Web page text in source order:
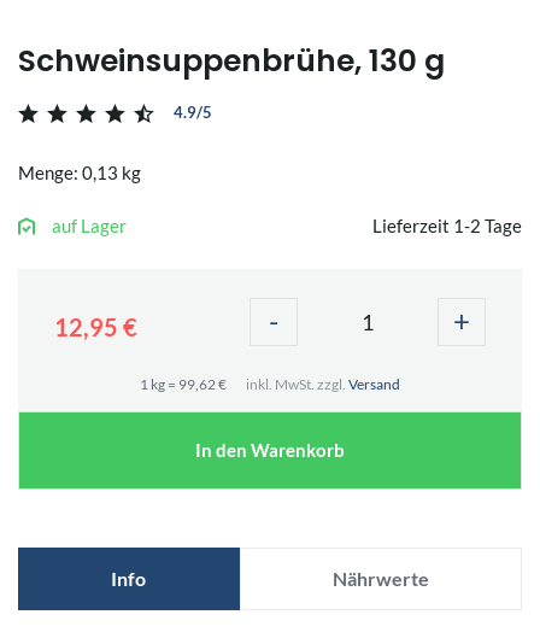
Schweinsuppenbrühe, 130 g
4.9/5
Menge: 0,13 kg
auf Lager Lieferzeit 1-2 Tage
12,95 € - +
1 kg = 99,62 € inkl. MwSt. zzgl. Versand
In den Warenkorb
Info Nährwerte